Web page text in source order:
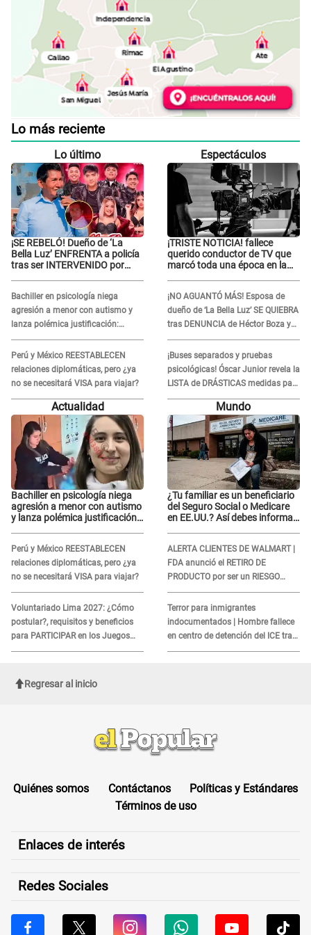
Lo más reciente
Lo último
¡SE REBELÓ! Dueño de ‘La
Bella Luz’ ENFRENTA a policía
tras ser INTERVENIDO por
Bachiller en psicología niega
agresión a menor con autismo y
lanza polémica justificación:
"Defenderme ante..."
Perú y México REESTABLECEN
relaciones diplomáticas, pero ¿ya
no se necesitará VISA para viajar?
Espectáculos
¡TRISTE NOTICIA! fallece
querido conductor de TV que
marcó toda una época en la
repentino adiós
¡NO AGUANTÓ MÁS! Esposa de
dueño de ‘La Bella Luz’ SE QUIEBRA
tras DENUNCIA de Héctor Boza y
ARREMETE contra Claudia Salazar
¡Buses separados y pruebas
psicológicas! Óscar Junior revela la
LISTA de DRÁSTICAS medidas para
prevenir acoso en 'La Bella Luz' tras
caso Naldy Saldaña
Actualidad
Bachiller en psicología niega
agresión a menor con autismo
y lanza polémica justificación:
Perú y México REESTABLECEN
relaciones diplomáticas, pero ¿ya
no se necesitará VISA para viajar?
Voluntariado Lima 2027: ¿Cómo
postular?, requisitos y beneficios
para PARTICIPAR en los Juegos
Panamericanos
Mundo
¿Tu familiar es un beneficiario
del Seguro Social o Medicare
en EE.UU.? Así debes informar
ALERTA CLIENTES DE WALMART |
FDA anunció el RETIRO DE
PRODUCTO por ser un RIESGO
MORTAL para consumidores: ¿Cuál
es?
Terror para inmigrantes
indocumentados | Hombre fallece
en centro de detención del ICE tras
sufrir una "emergencia médica"
Regresar al inicio
Quiénes somos Contáctanos
Políticas y Estándares
Términos de uso
Enlaces de interés
Redes Sociales